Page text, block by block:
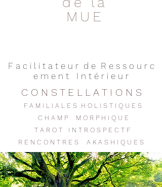
MUE
C O N S T E L L A T I O N S
F A M I L I A L E S H O L I S T I Q U E S
C H A M P M O R P H I Q U E
T A R O T I N T R O S P E C T F
R E N C O N T R E S A K A S H I Q U E S
F a c i l i t a t e u r d e R e s s o u r c
e m e n t I n t é r i e u r